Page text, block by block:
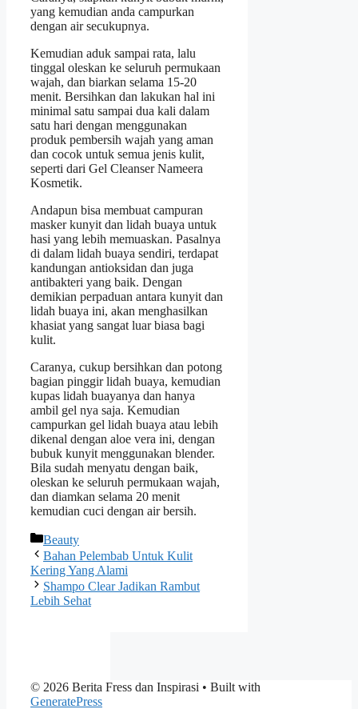
yang kemudian anda campurkan
dengan air secukupnya.
Kemudian aduk sampai rata, lalu
tinggal oleskan ke seluruh permukaan
wajah, dan biarkan selama 15-20
menit. Bersihkan dan lakukan hal ini
minimal satu sampai dua kali dalam
satu hari dengan menggunakan
produk pembersih wajah yang aman
dan cocok untuk semua jenis kulit,
seperti dari Gel Cleanser Nameera
Kosmetik.
Andapun bisa membuat campuran
masker kunyit dan lidah buaya untuk
hasi yang lebih memuaskan. Pasalnya
di dalam lidah buaya sendiri, terdapat
kandungan antioksidan dan juga
antibakteri yang baik. Dengan
demikian perpaduan antara kunyit dan
lidah buaya ini, akan menghasilkan
khasiat yang sangat luar biasa bagi
kulit.
Caranya, cukup bersihkan dan potong
bagian pinggir lidah buaya, kemudian
kupas lidah buayanya dan hanya
ambil gel nya saja. Kemudian
campurkan gel lidah buaya atau lebih
dikenal dengan aloe vera ini, dengan
bubuk kunyit menggunakan blender.
Bila sudah menyatu dengan baik,
oleskan ke seluruh permukaan wajah,
dan diamkan selama 20 menit
kemudian cuci dengan air bersih.
Categories
Beauty
Bahan Pelembab Untuk Kulit
Kering Yang Alami
Shampo Clear Jadikan Rambut
Lebih Sehat
© 2026 Berita Fress dan Inspirasi • Built with
GeneratePress